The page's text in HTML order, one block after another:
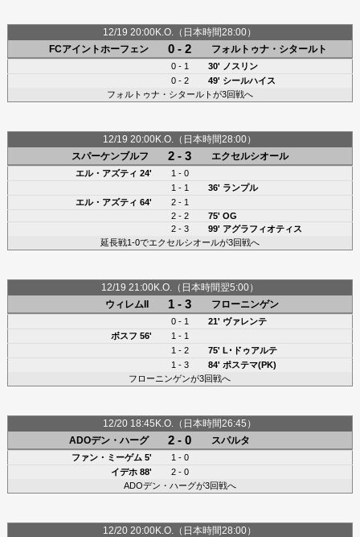
12/19 20:00K.O.（日本時間28:00）
FCアイントホーフェン
0 - 2 フォルトゥナ・シタールト
0 - 1 30' ノスリン
0 - 2
49' シールハイス
フォルトゥナ・シタールトが3回戦へ
12/19 20:00K.O.（日本時間28:00）
スパーケンブルフ
2 - 3 エクセルシオール
エル・アズティ 24'
1 - 0
1 - 1
36' ランプル
エル・アズティ 64'
2 - 1
2 - 2
75' OG
2 - 3
99' アグラフィオティス
延長戦1-0でエクセルシオールが3回戦へ
12/19 21:00K.O.（日本時間翌5:00）
ウィレムII
1 - 3 フローニンゲン
0 - 1 21' ヴァレンテ
ボスフ 56'
1 - 1
1 - 2
75' L･ドゥアルテ
1 - 3
84' ポステマ(PK)
フローニンゲンが3回戦へ
12/20 18:45K.O.（日本時間26:45）
ADOデン・ハーグ
2 - 0 スパルタ
ファン・ミーゲム 5'
1 - 0
イデホ 88'
2 - 0
ADOデン・ハーグが3回戦へ
12/20 20:00K.O.（日本時間28:00）